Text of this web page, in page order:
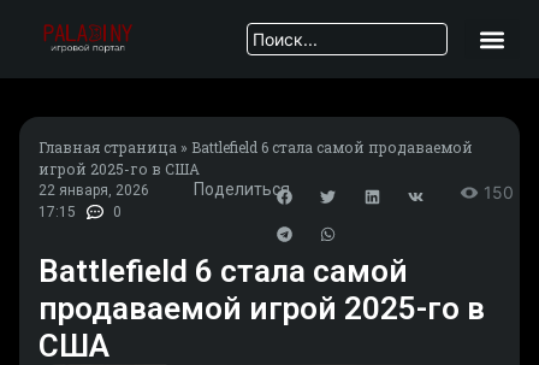
Главная страница » Battlefield 6 стала самой продаваемой
игрой 2025-го в США
22 января, 2026
17:15
0
Поделиться 150
Battlefield 6 стала самой
продаваемой игрой 2025-го в
США